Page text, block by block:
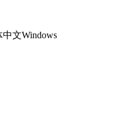
中文Windows